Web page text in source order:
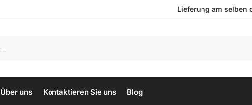
Lieferung am
Über uns Kontaktieren Sie uns Blog